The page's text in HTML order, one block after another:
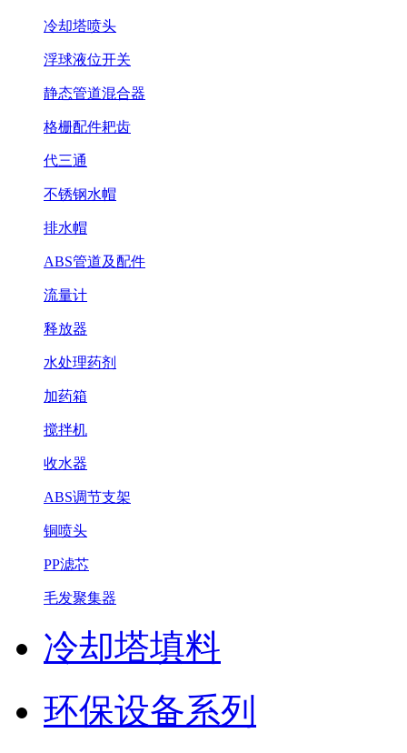
冷却塔喷头
浮球液位开关
静态管道混合器
格栅配件耙齿
代三通
不锈钢水帽
排水帽
ABS管道及配件
流量计
释放器
水处理药剂
加药箱
搅拌机
收水器
ABS调节支架
铜喷头
PP滤芯
毛发聚集器
冷却塔填料
环保设备系列